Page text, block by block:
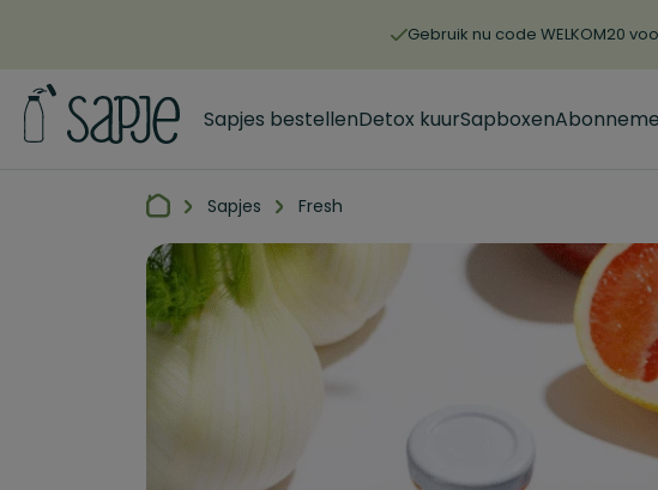
Gebruik nu code WELKOM20
Sapjes bestellenDetox kuurSapboxen
Sapjes Fresh